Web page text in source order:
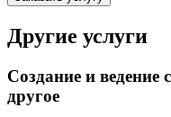
Другие услуги
Создание и ведение
другое